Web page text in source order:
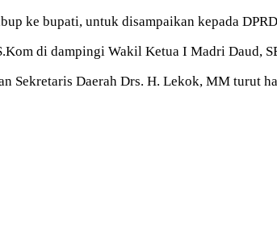
ke bupati, untuk disampaikan kepada
di dampingi Wakil Ketua I Madri Daud,
Sekretaris Daerah Drs. H. Lekok, MM turut